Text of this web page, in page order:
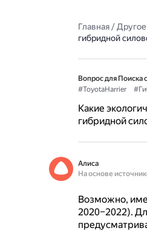
Главная/Другое
гибридной
Вопрос для Поиска
#ToyotaHarrier
Какие
гибридной
Алиса
На основе
Возможно,
2020–2022).